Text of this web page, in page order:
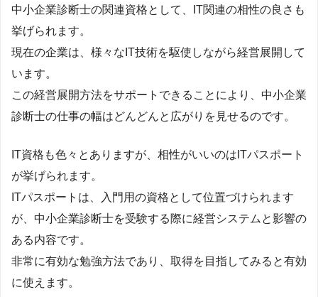
中小企業診断士の関連資格として、IT関連の相性の良さも
挙げられます。
現在の企業は、様々なIT技術を駆使しながら経営展開して
います。
この経営展開方法をサポートできることにより、中小企業
診断士の仕事の幅はどんどんと広がりを見せるのです。
IT資格も色々とありますが、相性がいいのはITパスポート
が挙げられます。
ITパスポートは、入門用の資格として位置づけられます
が、中小企業診断士を受験する際に経営システムと影響の
ある内容です。
非常に有効な勉強方法であり、取得を目指してみると有効
に使えます。